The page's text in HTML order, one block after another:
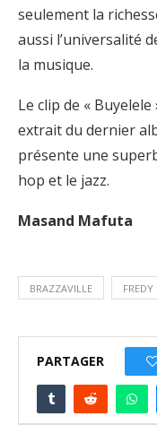
seulement la
aussi l’universalité
la musique.
Le clip de «
extrait du dernier
présente une
hop et le jazz.
Masand Mafuta
BRAZZAVILLE
PARTAGER